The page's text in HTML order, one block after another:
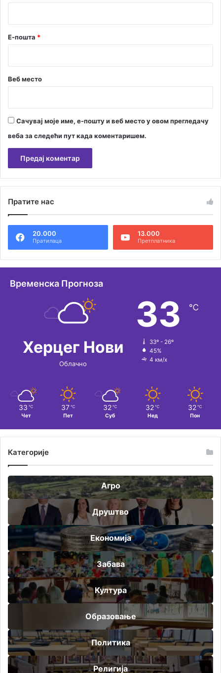
Е-пошта *
Веб место
Сачувај моје име, е-пошту и веб место у овом прегледачу
веба за следећи пут када коментаришем.
т
н
т
Пратите нас
20.000
Пратилаца
13.000
Претплатника
Временска Прогноза
Херцег Нови
Облачно
33 ℃
33º - 26º
45%
4 км/х
33 ℃
Чет
37 ℃
Пет
32 ℃
Суб
32 ℃
Нед
32 ℃
Пон
Категорије
Агро
Друштво
Економија
Забава
Култура
Образовање
Политика
Религија